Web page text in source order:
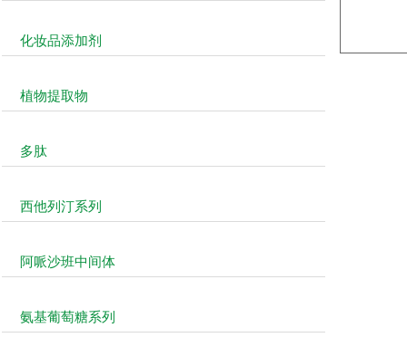
化妆品添加剂
植物提取物
多肽
西他列汀系列
阿哌沙班中间体
氨基葡萄糖系列